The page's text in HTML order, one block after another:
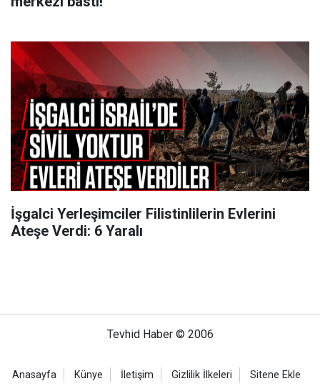
İşgalci Yerleşimciler Filistinlilerin Evlerini
Ateşe Verdi: 6 Yaralı
Tevhid Haber © 2006
Anasayfa Künye İletişim Gizlilik İlkeleri Sitene Ekle